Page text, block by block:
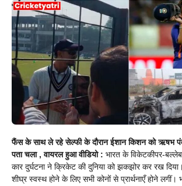
फैंस के साथ ले रहे सेल्फी के दौरान ईशान किशन को ऋषभ पंत
पता चला , वायरल हुआ वीडियो : भारत के विकेटकीपर-
कार दुर्घटना ने क्रिकेट की दुनिया को झकझोर कर रख
शीघ्र स्वस्थ होने के लिए सभी कोनों से प्रार्थनाएँ होने लगीं।